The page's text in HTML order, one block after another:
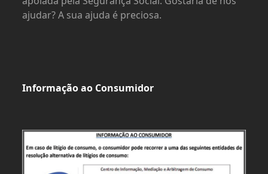
ajudar? A sua ajuda é preciosa.
Informação ao Consumidor